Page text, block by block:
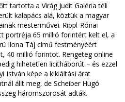
tartotta a Virág Judit Galéria téli
kalapács alá, köztük a magyar
mesterművei. Rippl-Rónai
portréja 65 millió forintért kelt el, a
Ilona Táj című festményéért
40 millió forintot. Rengeteg online
hihetetlen licitháborút – és ezzel
István képe a kikiáltási árat
állt meg, de Scheiber Hugó
háromszorosát adták.